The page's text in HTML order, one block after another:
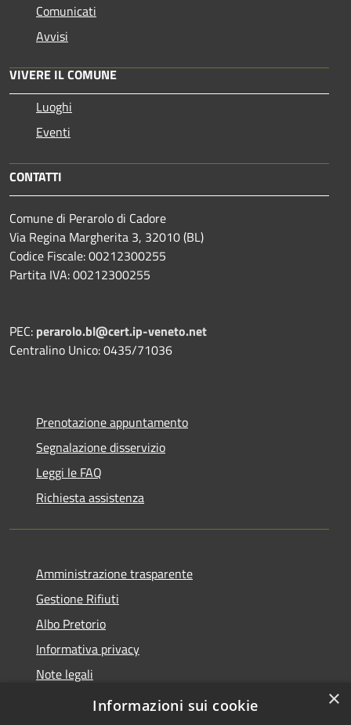
Comunicati
Avvisi
VIVERE IL COMUNE
Luoghi
Eventi
CONTATTI
Comune di Perarolo di Cadore
Via Regina Margherita 3, 32010 (BL)
Codice Fiscale: 00212300255
Partita IVA: 00212300255
PEC: perarolo.bl@cert.ip-veneto.net
Centralino Unico: 0435/71036
Prenotazione appuntamento
Segnalazione disservizio
Leggi le FAQ
Richiesta assistenza
Amministrazione trasparente
Gestione Rifiuti
Albo Pretorio
Informativa privacy
Note legali
Dichiarazione di accessibilità
×
Informazioni sui cookie